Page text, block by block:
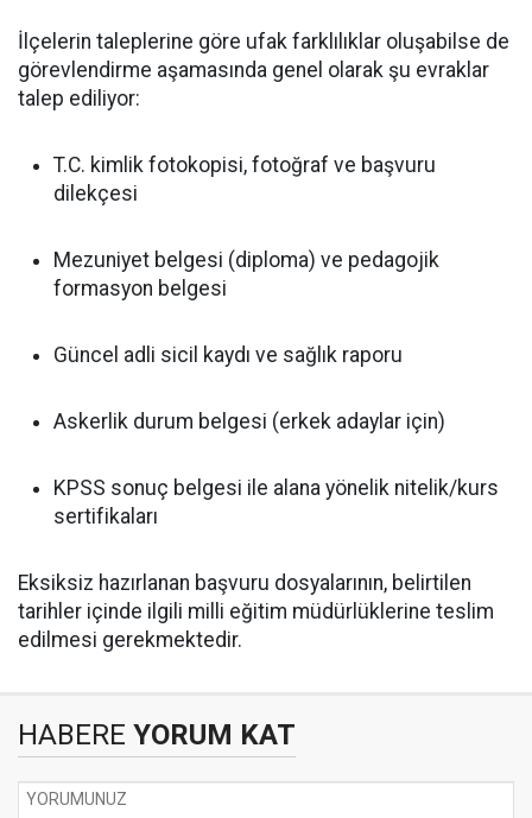
İlçelerin taleplerine göre ufak farklılıklar oluşabilse de
görevlendirme aşamasında genel olarak şu evraklar
talep ediliyor:
T.C. kimlik fotokopisi, fotoğraf ve başvuru
dilekçesi
Mezuniyet belgesi (diploma) ve pedagojik
formasyon belgesi
Güncel adli sicil kaydı ve sağlık raporu
Askerlik durum belgesi (erkek adaylar için)
KPSS sonuç belgesi ile alana yönelik nitelik/kurs
sertifikaları
Eksiksiz hazırlanan başvuru dosyalarının, belirtilen
tarihler içinde ilgili milli eğitim müdürlüklerine teslim
edilmesi gerekmektedir.
HABERE YORUM KAT